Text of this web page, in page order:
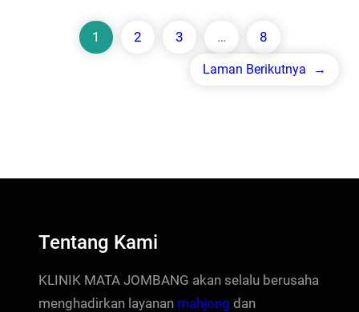
1 2 3 … 8
Laman Berikutnya →
Tentang Kami
KLINIK MATA JOMBANG akan selalu berusaha
menghadirkan layanan mahjong dan